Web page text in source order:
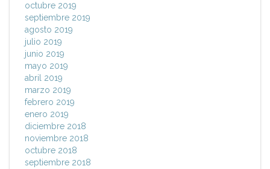
octubre 2019
septiembre 2019
agosto 2019
julio 2019
junio 2019
mayo 2019
abril 2019
marzo 2019
febrero 2019
enero 2019
diciembre 2018
noviembre 2018
octubre 2018
septiembre 2018